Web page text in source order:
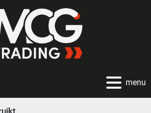
menu